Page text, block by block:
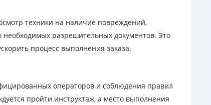
техники на наличие повреждений,
необходимых разрешительных документов. Это
процесс выполнения заказа.
операторов и соблюдения правил
пройти инструктаж, а место выполнения